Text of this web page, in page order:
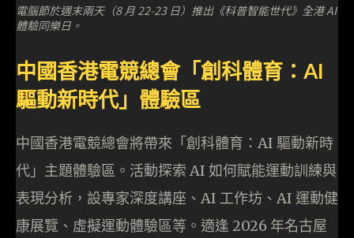
電腦節於週末兩天（8 月 22-23 日）推出《科普智能世代》全港 AI
體驗同樂日。
中國香港電競總會「創科體育：AI
驅動新時代」體驗區
中國香港電競總會將帶來「創科體育：AI 驅動新時
代」主題體驗區。活動探索 AI 如何賦能運動訓練與
表現分析，設專家深度講座、AI 工作坊、AI 運動健
康展覽、虛擬運動體驗區等。適逢 2026 年名古屋